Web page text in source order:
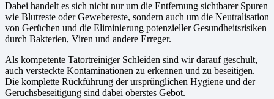
Dabei handelt es sich nicht nur um die Entfernung sichtbarer Spuren
wie Blutreste oder Gewebereste, sondern auch um die Neutralisation
von Gerüchen und die Eliminierung potenzieller Gesundheitsrisiken
durch Bakterien, Viren und andere Erreger.
Als kompetente Tatortreiniger Schleiden sind wir darauf geschult,
auch versteckte Kontaminationen zu erkennen und zu beseitigen.
Die komplette Rückführung der ursprünglichen Hygiene und der
Geruchsbeseitigung sind dabei oberstes Gebot.